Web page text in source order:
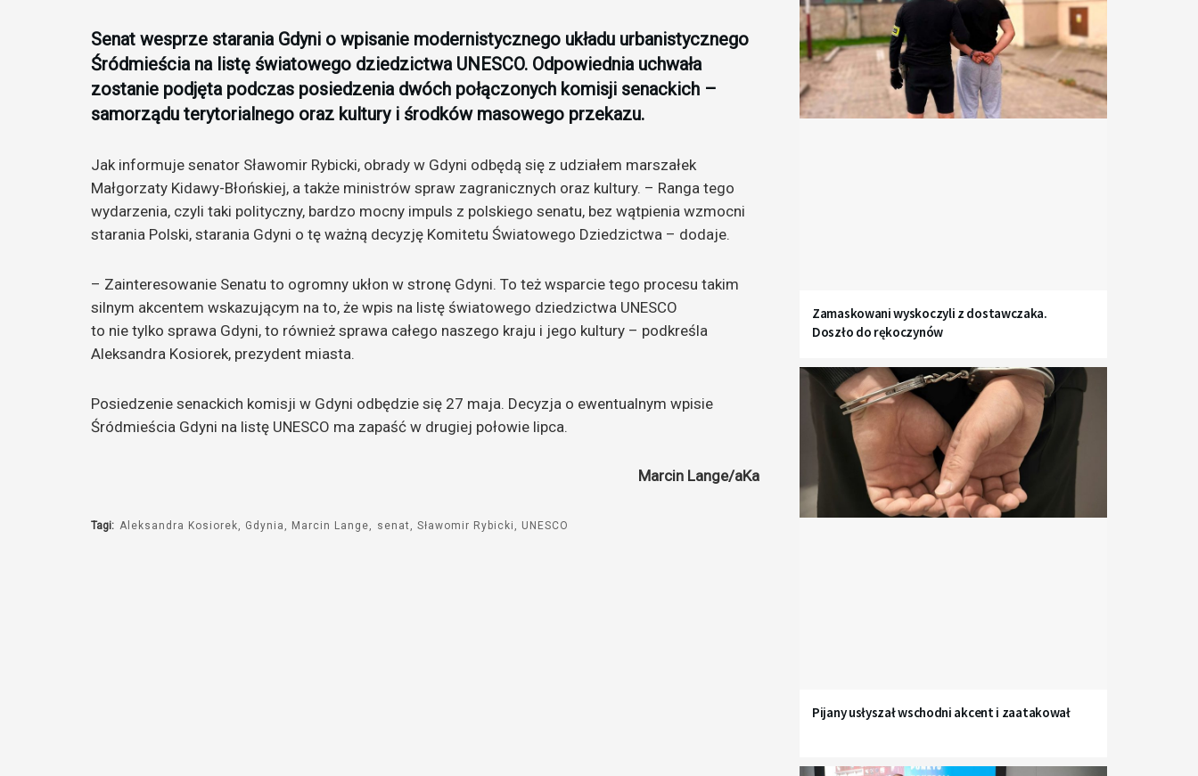
Senat wesprze starania Gdyni o wpisanie modernistycznego układu urbanistycznego
Śródmieścia na listę światowego dziedzictwa UNESCO. Odpowiednia uchwała
zostanie podjęta podczas posiedzenia dwóch połączonych komisji senackich –
samorządu terytorialnego oraz kultury i środków masowego przekazu.
Jak informuje senator Sławomir Rybicki, obrady w Gdyni odbędą się z udziałem marszałek
Małgorzaty Kidawy-Błońskiej, a także ministrów spraw zagranicznych oraz kultury. – Ranga tego
wydarzenia, czyli taki polityczny, bardzo mocny impuls z polskiego senatu, bez wątpienia wzmocni
starania Polski, starania Gdyni o tę ważną decyzję Komitetu Światowego Dziedzictwa – dodaje.
– Zainteresowanie Senatu to ogromny ukłon w stronę Gdyni. To też wsparcie tego procesu takim
silnym akcentem wskazującym na to, że wpis na listę światowego dziedzictwa UNESCO
to nie tylko sprawa Gdyni, to również sprawa całego naszego kraju i jego kultury – podkreśla
Aleksandra Kosiorek, prezydent miasta.
Posiedzenie senackich komisji w Gdyni odbędzie się 27 maja. Decyzja o ewentualnym wpisie
Śródmieścia Gdyni na listę UNESCO ma zapaść w drugiej połowie lipca.
Marcin Lange/aKa
Tagi: Aleksandra Kosiorek Gdynia Marcin Lange senat Sławomir Rybicki UNESCO
Zamaskowani wyskoczyli z dostawczaka.
Doszło do rękoczynów
Pijany usłyszał wschodni akcent i zaatakował